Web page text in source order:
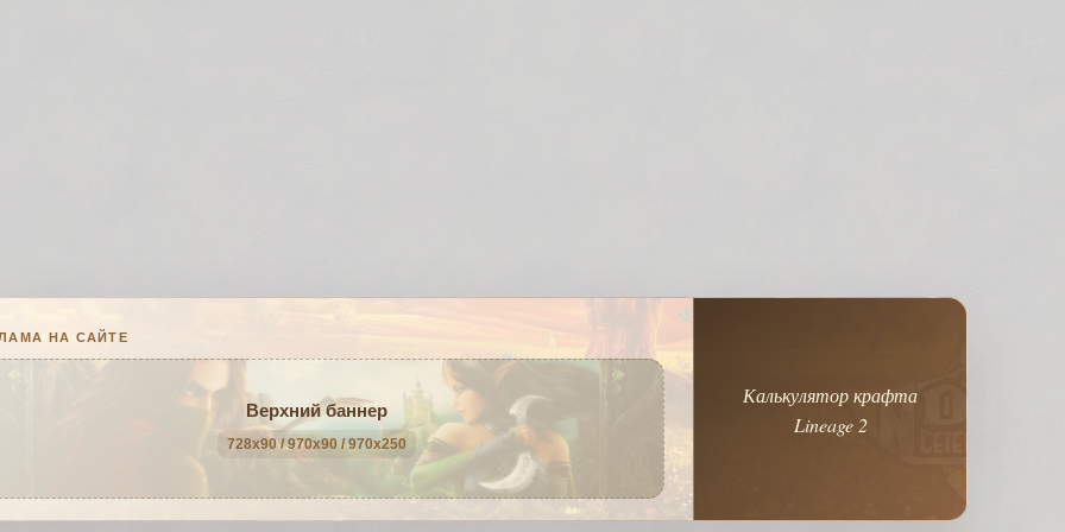
НА САЙТЕ
Верхний баннер
728x90 / 970x90 / 970x250
Калькулятор крафта
Lineage 2